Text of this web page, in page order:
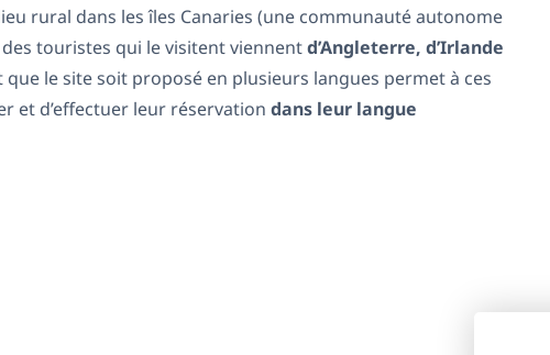
rural dans les îles Canaries (une communauté autonome
des touristes qui le visitent viennentd’Angleterre, d’Irlande
que le site soit proposé en plusieurs langues permet à ces
et d’effectuer leur réservation dans leur langue